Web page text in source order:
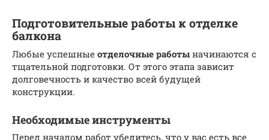
Подготовительные работы к отделке
балкона
Любые успешные отделочные работыначинаются с
тщательной подготовки. От этого этапа зависит
долговечность и качество всей будущей
конструкции.
Необходимые инструменты
Перед началом работ убедитесь, что у вас есть все